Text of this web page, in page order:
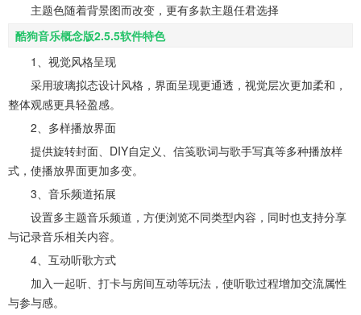
主题色随着背景图而改变，更有多款主题任君选择
酷狗音乐概念版2.5.5软件特色
1、视觉风格呈现
采用玻璃拟态设计风格，界面呈现更通透，视觉层次更加柔和，
整体观感更具轻盈感。
2、多样播放界面
提供旋转封面、DIY自定义、信笺歌词与歌手写真等多种播放样
式，使播放界面更加多变。
3、音乐频道拓展
设置多主题音乐频道，方便浏览不同类型内容，同时也支持分享
与记录音乐相关内容。
4、互动听歌方式
加入一起听、打卡与房间互动等玩法，使听歌过程增加交流属性
与参与感。